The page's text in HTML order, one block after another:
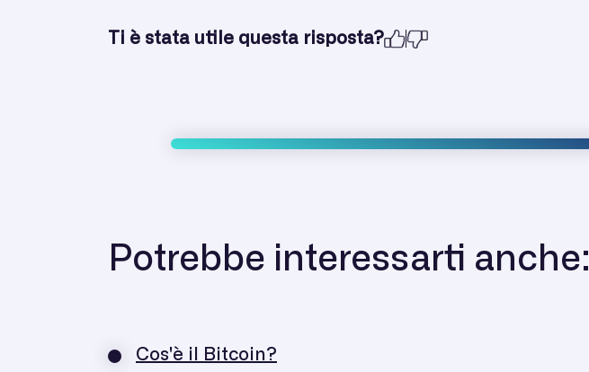
Ti è stata utile questa risposta?
Potrebbe interessarti anche:
Cos'è il Bitcoin?